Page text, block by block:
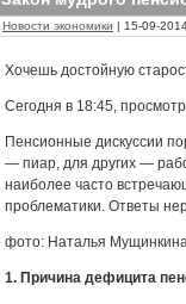
Новости экономики | 15-09-
Хочешь достойную
Сегодня в 18:45,
Пенсионные дискуссии
— пиар, для других —
наиболее часто
проблематики. Ответы
фото: Наталья
1. Причина дефицита